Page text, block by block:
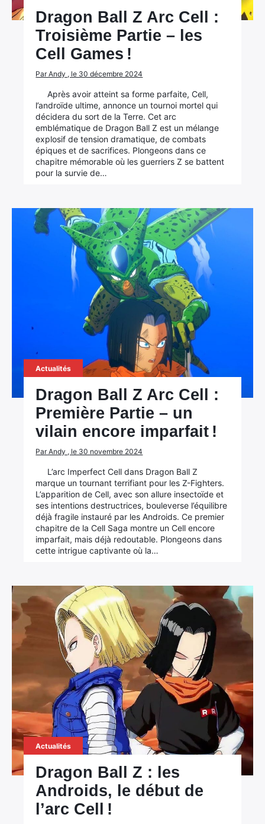
Dragon Ball Z Arc Cell :
Troisième Partie – les
Cell Games !
Par Andy , le 30 décembre 2024
Après avoir atteint sa forme parfaite, Cell,
l’androïde ultime, annonce un tournoi mortel qui
décidera du sort de la Terre. Cet arc
emblématique de Dragon Ball Z est un mélange
explosif de tension dramatique, de combats
épiques et de sacrifices. Plongeons dans ce
chapitre mémorable où les guerriers Z se battent
pour la survie de…
Actualités
Dragon Ball Z Arc Cell :
Première Partie – un
vilain encore imparfait !
Par Andy , le 30 novembre 2024
L’arc Imperfect Cell dans Dragon Ball Z
marque un tournant terrifiant pour les Z-Fighters.
L’apparition de Cell, avec son allure insectoïde et
ses intentions destructrices, bouleverse l’équilibre
déjà fragile instauré par les Androids. Ce premier
chapitre de la Cell Saga montre un Cell encore
imparfait, mais déjà redoutable. Plongeons dans
cette intrigue captivante où la…
Actualités
Dragon Ball Z : les
Androids, le début de
l’arc Cell !